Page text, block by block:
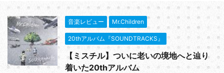
音楽レビュー Mr.Children
20thアルバム『SOUNDTRACKS』
【ミスチル】ついに老いの境地へと辿り
着いた20thアルバム